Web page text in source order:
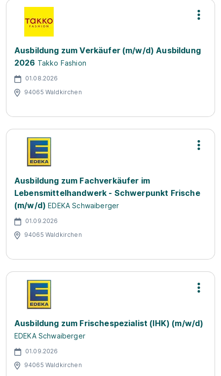
Ausbildung zum Verkäufer (m/w/d) Ausbildung
2026 Takko Fashion
01.08.2026
94065 Waldkirchen
Ausbildung zum Fachverkäufer im
Lebensmittelhandwerk - Schwerpunkt Frische
(m/w/d) EDEKA Schwaiberger
01.09.2026
94065 Waldkirchen
Ausbildung zum Frischespezialist (IHK) (m/w/d)
EDEKA Schwaiberger
01.09.2026
94065 Waldkirchen